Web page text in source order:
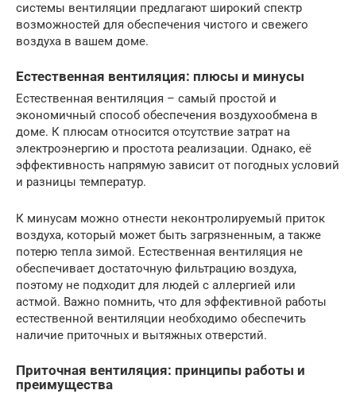
системы вентиляции предлагают широкий спектр
возможностей для обеспечения чистого и свежего
воздуха в вашем доме.
Естественная вентиляция: плюсы и минусы
Естественная вентиляция – самый простой и
экономичный способ обеспечения воздухообмена в
доме. К плюсам относится отсутствие затрат на
электроэнергию и простота реализации. Однако, её
эффективность напрямую зависит от погодных условий
и разницы температур.
К минусам можно отнести неконтролируемый приток
воздуха, который может быть загрязненным, а также
потерю тепла зимой. Естественная вентиляция не
обеспечивает достаточную фильтрацию воздуха,
поэтому не подходит для людей с аллергией или
астмой. Важно помнить, что для эффективной работы
естественной вентиляции необходимо обеспечить
наличие приточных и вытяжных отверстий.
Приточная вентиляция: принципы работы и
преимущества